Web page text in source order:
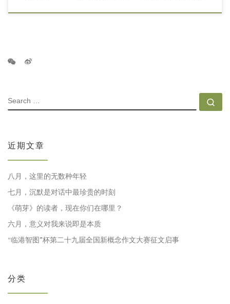
SEARCH
近期文章
八月，这里的无数种年轻
七月，沉默是对话中最珍贵的时刻
《萌芽》的读者，现在你们在哪里？
六月，意义对我来说即是本质
“临港智图”杯第二十九届全国新概念作文大赛征文启事
分类